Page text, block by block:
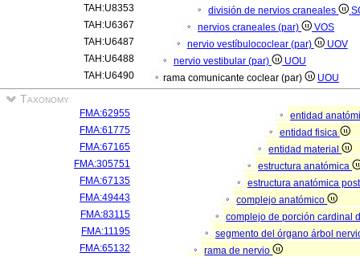
TAH:U8353
división de nervios craneales
TAH:U6367
nervios craneales (par)
VOS
TAH:U6487
nervio vestíbulococlear (par)
UOV
TAH:U6488
nervio vestibular (par)
UOU
TAH:U6490
rama comunicante coclear (par) UOU
Taxonomy
FMA:62955
entidad
FMA:61775
entidad fisica
FMA:67165
entidad material
FMA:305751
estructura anatómica
FMA:67135
estructura anatómica
FMA:49443
complejo anatómico
FMA:83115
complejo de porción cardinal
FMA:11195
segmento del órgano árbol
FMA:65132
rama de nervio